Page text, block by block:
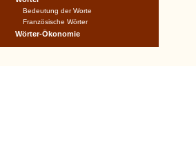
Bedeutung der Worte
Französische Wörter
Wörter-Ökonomie